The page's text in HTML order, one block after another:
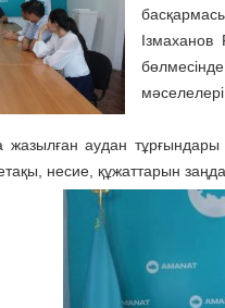
жазылған аудан
несие, құжаттарын